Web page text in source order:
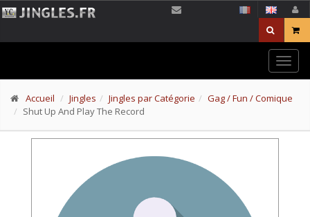
Accueil Jingles Jingles par Catégorie
Gag / Fun / Comique
Shut Up And Play The Record